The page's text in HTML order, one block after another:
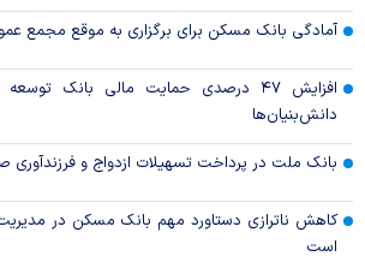
آمادگی بانک مسکن برای برگزاری به موقع مجمع
افزایش ۴۷ درصدی حمایت مالی بانک
دانش‌بنیان‌ها
بانک ملت در پرداخت تسهیلات ازدواج و
کاهش ناترازی دستاورد مهم بانک مسکن در
است